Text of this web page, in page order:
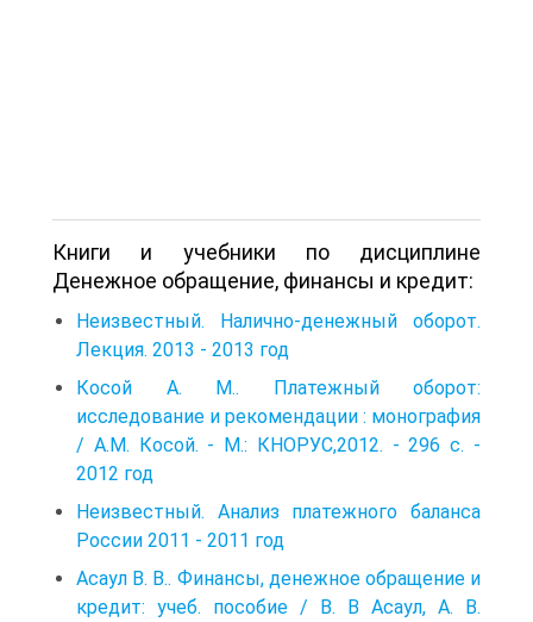
Книги и учебники по дисциплине
Денежное обращение, финансы и кредит:
Неизвестный. Налично-денежный оборот.
Лекция. 2013 - 2013 год
Косой А. М.. Платежный оборот:
исследование и рекомендации : монография
/ А.М. Косой. - М.: КНОРУС,2012. - 296 с. -
2012 год
Неизвестный. Анализ платежного баланса
России 2011 - 2011 год
Асаул В. В.. Финансы, денежное обращение и
кредит: учеб. пособие / В. В Асаул, А. В.